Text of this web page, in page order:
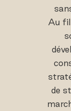
Au fil
de